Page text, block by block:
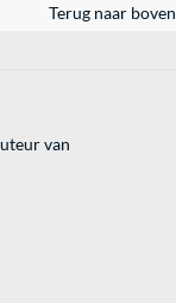
Terug naar boven
van